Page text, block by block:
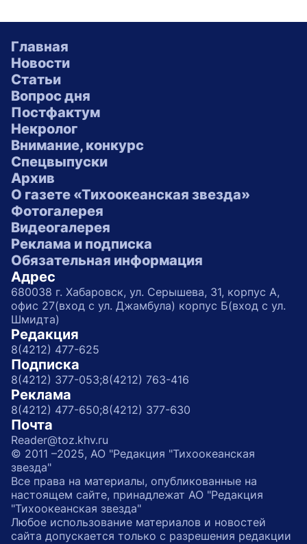
Главная
Новости
Статьи
Вопрос дня
Постфактум
Некролог
Внимание, конкурс
Спецвыпуски
Архив
О газете «Тихоокеанская звезда»
Фотогалерея
Видеогалерея
Реклама и подписка
Обязательная информация
Адрес
680038 г. Хабаровск, ул. Серышева, 31, корпус А,
офис 27(вход с ул. Джамбула) корпус Б(вход с ул.
Шмидта)
Редакция
8(4212) 477-625
Подписка
8(4212) 377-053;8(4212) 763-416
Реклама
8(4212) 477-650;8(4212) 377-630
Почта
Reader@toz.khv.ru
© 2011 –2025, АО "Редакция "Тихоокеанская
звезда"
Все права на материалы, опубликованные на
настоящем сайте, принадлежат АО "Редакция
"Тихоокеанская звезда"
Любое использование материалов и новостей
сайта допускается только с разрешения редакции